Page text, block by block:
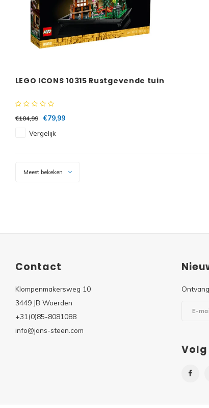
LEGO ICONS 10315 Rustgevende tuin
€104,99
€79,99
Vergelijk
Meest bekeken
Contact
Klompenmakersweg 10
3449 JB Woerden
+31(0)85-8081088
info@jans-steen.com
Volg